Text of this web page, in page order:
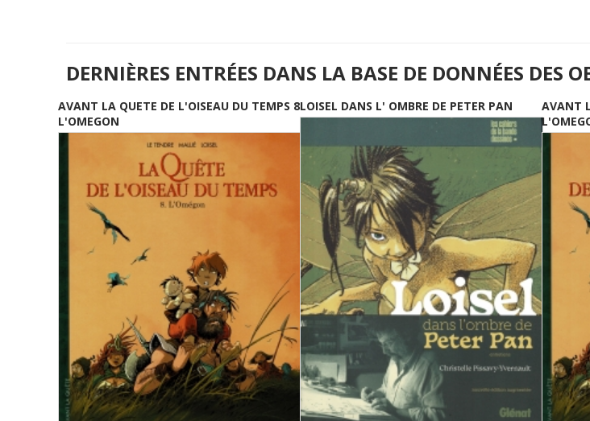
DERNIÈRES ENTRÉES DANS LA BASE DE DONNÉES DES
AVANT LA QUETE DE L'OISEAU DU TEMPS 8
L'OMEGON
LOISEL DANS L' OMBRE DE PETER PAN
AVANT